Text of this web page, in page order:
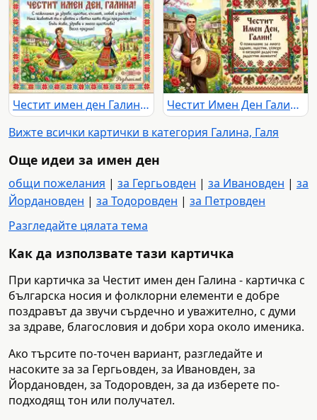
Честит имен ден Галина - картичка с български носии и народни мотиви
Честит Имен Ден Галин! Празнична българска картичка с народни носии, тъпан и живописно село.
Вижте всички картички в категория Галина, Галя
Още идеи за имен ден
общи пожелания | за Гергьовден | за Ивановден | за
Йордановден | за Тодоровден | за Петровден
Разгледайте цялата тема
Как да използвате тази картичка
При картичка за Честит имен ден Галина - картичка с
българска носия и фолклорни елементи е добре
поздравът да звучи сърдечно и уважително, с думи
за здраве, благословия и добри хора около именика.
Ако търсите по-точен вариант, разгледайте и
насоките за за Гергьовден, за Ивановден, за
Йордановден, за Тодоровден, за да изберете по-
подходящ тон или получател.